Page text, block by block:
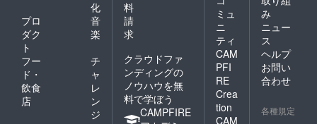
化
プロ
ダク
ト
音
楽
フー
ド・
飲食
店
チ
ャ
レ
ン
ジ
料
請
求
クラウドファ
ンディングの
ノウハウを無
料で学ぼう
CAMPFIRE
ミュ
ニ
ティ
CAM
PFI
RE
Crea
tion
CAM
み
ニュー
ス
ヘルプ
お問い
合わせ
各種規定